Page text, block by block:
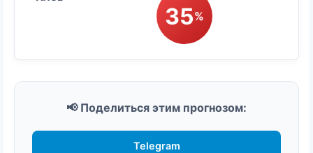
35%
📢 Поделиться этим прогнозом:
Telegram